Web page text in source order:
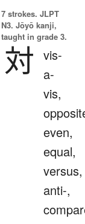
7 strokes. JLPT
N3. Jōyō kanji,
taught in grade 3.
対 vis-
a-
vis,
even,
equal,
versus,
anti-,